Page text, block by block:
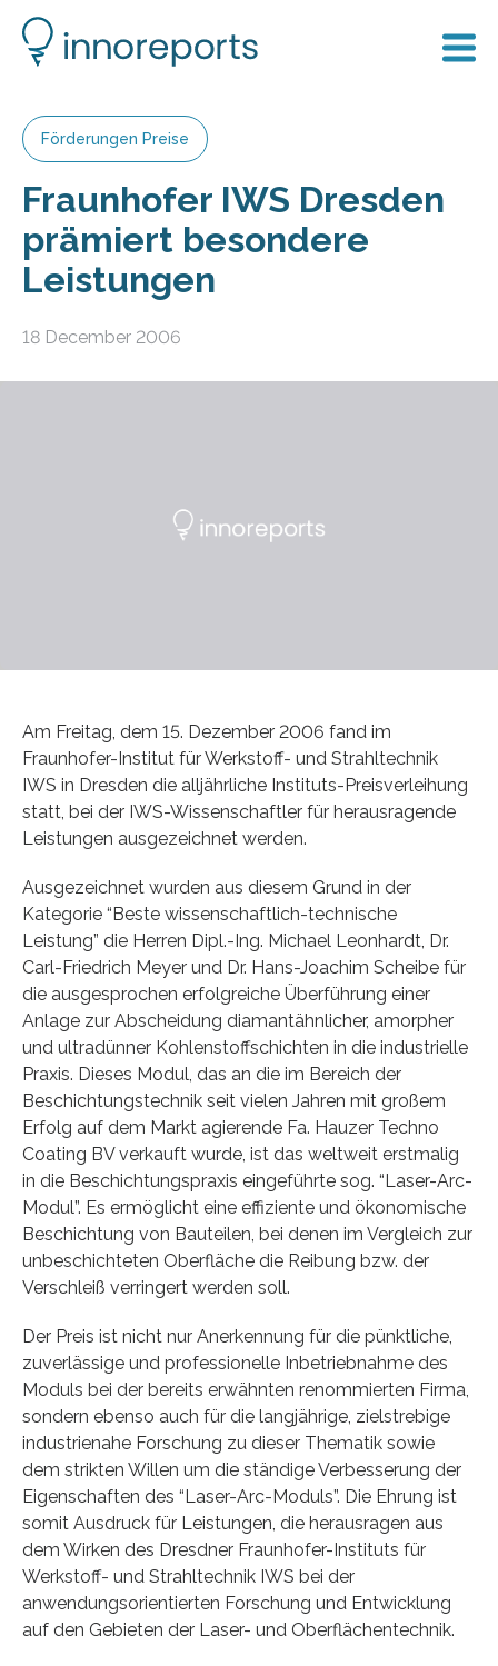
Förderungen Preise
Fraunhofer IWS Dresden
prämiert besondere
Leistungen
18 December 2006
Am Freitag, dem 15. Dezember 2006 fand im
Fraunhofer-Institut für Werkstoff- und Strahltechnik
IWS in Dresden die alljährliche Instituts-Preisverleihung
statt, bei der IWS-Wissenschaftler für herausragende
Leistungen ausgezeichnet werden.
Ausgezeichnet wurden aus diesem Grund in der
Kategorie “Beste wissenschaftlich-technische
Leistung” die Herren Dipl.-Ing. Michael Leonhardt, Dr.
Carl-Friedrich Meyer und Dr. Hans-Joachim Scheibe für
die ausgesprochen erfolgreiche Überführung einer
Anlage zur Abscheidung diamantähnlicher, amorpher
und ultradünner Kohlenstoffschichten in die industrielle
Praxis. Dieses Modul, das an die im Bereich der
Beschichtungstechnik seit vielen Jahren mit großem
Erfolg auf dem Markt agierende Fa. Hauzer Techno
Coating BV verkauft wurde, ist das weltweit erstmalig
in die Beschichtungspraxis eingeführte sog. “Laser-Arc-
Modul”. Es ermöglicht eine effiziente und ökonomische
Beschichtung von Bauteilen, bei denen im Vergleich zur
unbeschichteten Oberfläche die Reibung bzw. der
Verschleiß verringert werden soll.
Der Preis ist nicht nur Anerkennung für die pünktliche,
zuverlässige und professionelle Inbetriebnahme des
Moduls bei der bereits erwähnten renommierten Firma,
sondern ebenso auch für die langjährige, zielstrebige
industrienahe Forschung zu dieser Thematik sowie
dem strikten Willen um die ständige Verbesserung der
Eigenschaften des “Laser-Arc-Moduls”. Die Ehrung ist
somit Ausdruck für Leistungen, die herausragen aus
dem Wirken des Dresdner Fraunhofer-Instituts für
Werkstoff- und Strahltechnik IWS bei der
anwendungsorientierten Forschung und Entwicklung
auf den Gebieten der Laser- und Oberflächentechnik.